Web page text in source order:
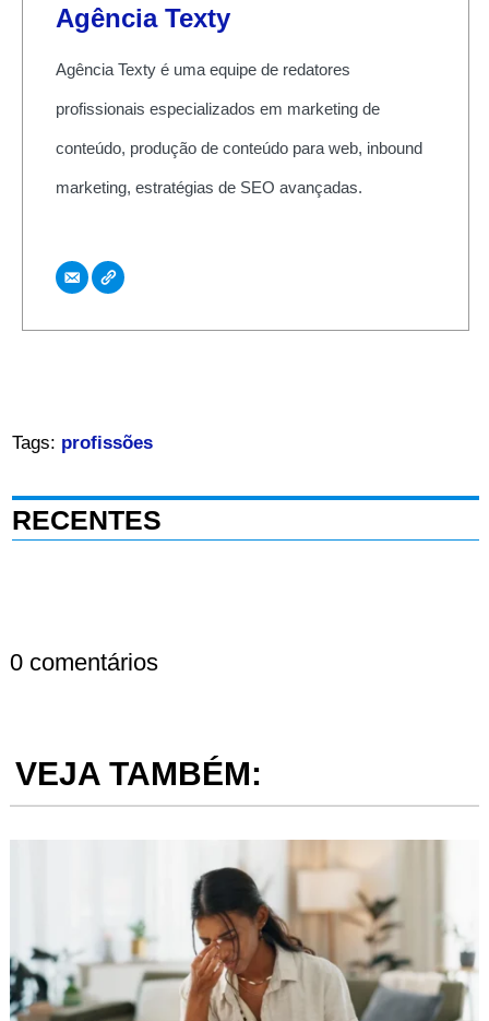
Agência Texty
Agência Texty é uma equipe de redatores
profissionais especializados em marketing de
conteúdo, produção de conteúdo para web, inbound
marketing, estratégias de SEO avançadas.
Tags: profissões
RECENTES
0 comentários
VEJA TAMBÉM: